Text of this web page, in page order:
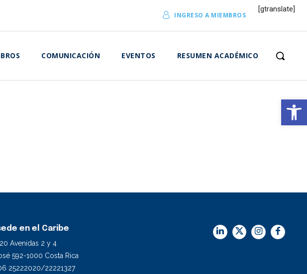
Abrir
INGRESO A MIEMBROS
[gtranslate]
COMUNICACIÓN EVENTOS RESUMEN ACADÉMICO
en el Caribe
Avenidas 2 y 4
592-1000 Costa Rica
25222020/22221327